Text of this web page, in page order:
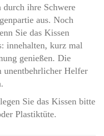
durch ihre Schwere
aus. Noch
Sie das Kissen
innehalten, kurz mal
genießen. Die
unentbehrlicher Helfer
Sie das Kissen bitte
Plastiktüte.